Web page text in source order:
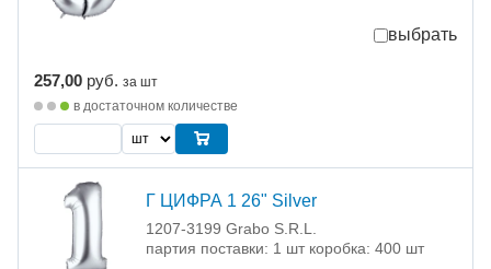
выбрать
257,00 руб. за шт
в достаточном количестве
Г ЦИФРА 1 26" Silver
1207-3199 Grabo S.R.L.
партия поставки: 1 шт коробка: 400 шт